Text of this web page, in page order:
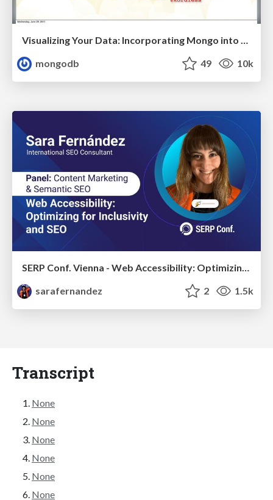
Visualizing Your Data: Incorporating Mongo into Loggly Infrastructure
mongodb
49 10k
sarafernandez
2 1.5k
Transcript
None
None
None
None
None
None